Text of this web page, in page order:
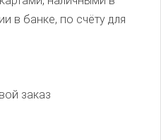
в банке, по счёту для
заказ